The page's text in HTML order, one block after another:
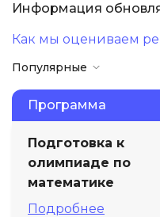
Информация
Как мы оцениваем
Популярные
Программа
Подготовка к
олимпиаде по
математике
Подробнее
Аналитика
Менеджмент
Иностранные
Soft Skills